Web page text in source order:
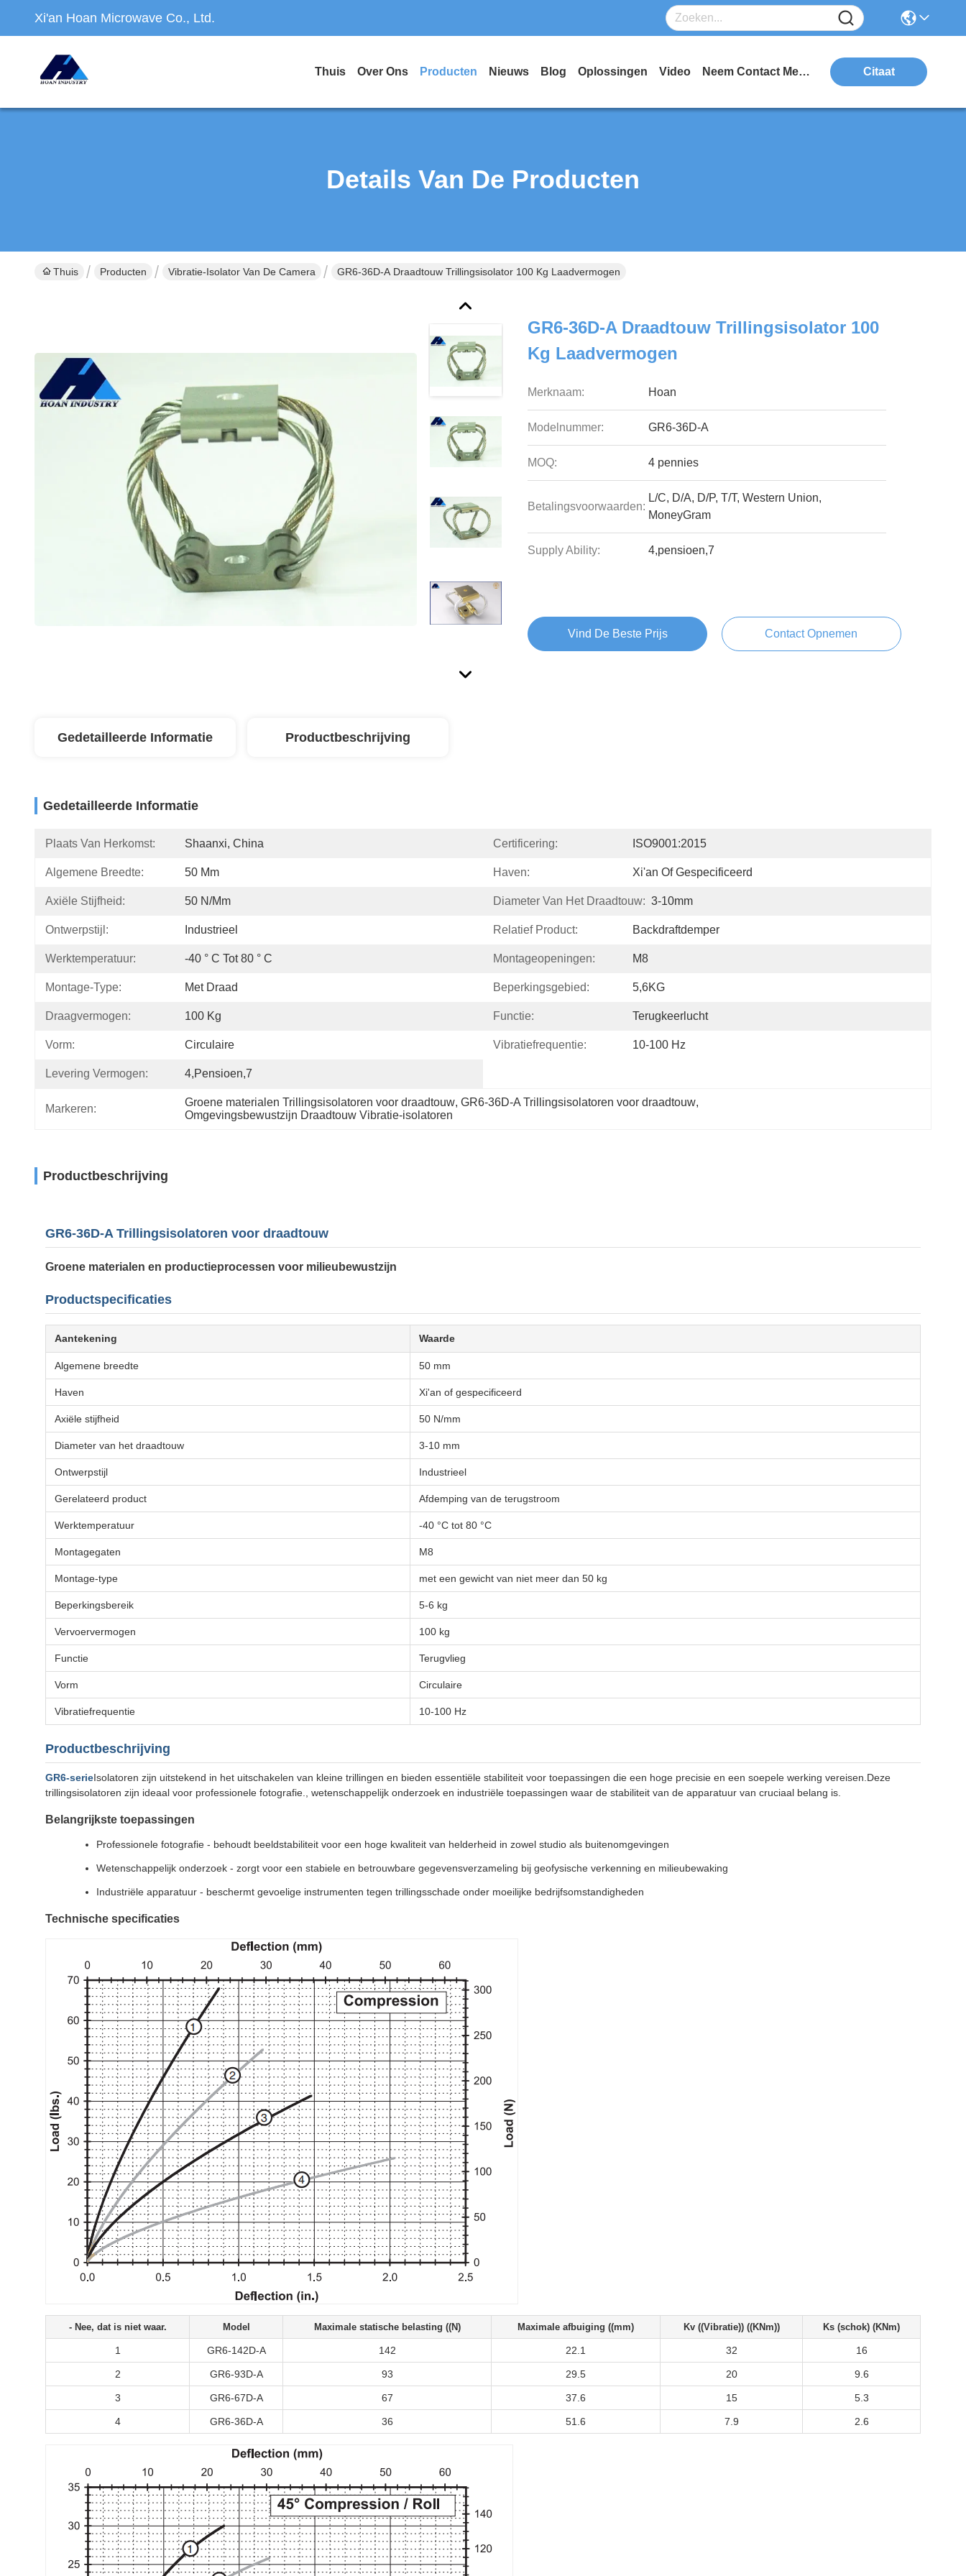
Xi'an Hoan Microwave Co., Ltd.
Thuis Over Ons Producten Nieuws Blog Oplossingen Video Neem Contact Met Ons Op Citaat
Details Van De Producten
Thuis Producten Vibratie-Isolator Van De Camera GR6-36D-A Draadtouw Trillingsisolator 100 Kg Laadvermogen
GR6-36D-A Draadtouw Trillingsisolator 100
Kg Laadvermogen
Merknaam: Hoan
Modelnummer: GR6-36D-A
MOQ: 4 pennies
Betalingsvoorwaarden:
L/C, D/A, D/P, T/T, Western Union,
MoneyGram
Supply Ability: 4,pensioen,7
Vind De Beste Prijs Contact Opnemen
Gedetailleerde Informatie Productbeschrijving
Gedetailleerde Informatie
Plaats Van Herkomst: Shaanxi, China Certificering: ISO9001:2015
Algemene Breedte: 50 Mm Haven: Xi'an Of Gespecificeerd
Axiële Stijfheid: 50 N/mm Diameter Van Het Draadtouw: 3-10mm
Ontwerpstijl: Industrieel Relatief Product: Backdraftdemper
Werktemperatuur: -40 ° C Tot 80 ° C Montageopeningen: M8
Montage-Type: Met Draad Beperkingsgebied: 5,6KG
Draagvermogen: 100 Kg Functie: Terugkeerlucht
Vorm: Circulaire Vibratiefrequentie: 10-100 Hz
Levering Vermogen: 4,pensioen,7
Markeren:
Groene materialen Trillingsisolatoren voor draadtouw, GR6-36D-A Trillingsisolatoren voor draadtouw,
Omgevingsbewustzijn Draadtouw Vibratie-isolatoren
Productbeschrijving
GR6-36D-A Trillingsisolatoren voor draadtouw
Groene materialen en productieprocessen voor milieubewustzijn
Productspecificaties
Aantekening Waarde
Algemene breedte 50 mm
Haven Xi'an of gespecificeerd
Axiële stijfheid 50 N/mm
Diameter van het draadtouw 3-10 mm
Ontwerpstijl Industrieel
Gerelateerd product Afdemping van de terugstroom
Werktemperatuur -40 °C tot 80 °C
Montagegaten M8
Montage-type met een gewicht van niet meer dan 50 kg
Beperkingsbereik 5-6 kg
Vervoervermogen 100 kg
Functie Terugvlieg
Vorm Circulaire
Vibratiefrequentie 10-100 Hz
Productbeschrijving
GR6-serieIsolatoren zijn uitstekend in het uitschakelen van kleine trillingen en bieden essentiële stabiliteit voor toepassingen die een hoge precisie en een soepele werking vereisen.Deze
trillingsisolatoren zijn ideaal voor professionele fotografie., wetenschappelijk onderzoek en industriële toepassingen waar de stabiliteit van de apparatuur van cruciaal belang is.
Belangrijkste toepassingen
Professionele fotografie - behoudt beeldstabiliteit voor een hoge kwaliteit van helderheid in zowel studio als buitenomgevingen
Wetenschappelijk onderzoek - zorgt voor een stabiele en betrouwbare gegevensverzameling bij geofysische verkenning en milieubewaking
Industriële apparatuur - beschermt gevoelige instrumenten tegen trillingsschade onder moeilijke bedrijfsomstandigheden
Technische specificaties
- Nee, dat is niet waar. Model Maximale statische belasting ((N) Maximale afbuiging ((mm) Kv ((Vibratie)) ((KNm)) Ks (schok) (KNm)
1 GR6-142D-A 142 22.1 32 16
2 GR6-93D-A 93 29.5 20 9.6
3 GR6-67D-A 67 37.6 15 5.3
4 GR6-36D-A 36 51.6 7.9 2.6